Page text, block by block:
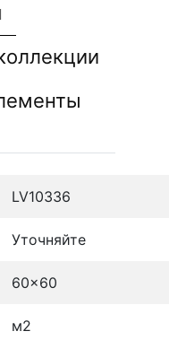
LV10336
Уточняйте
60x60
м2